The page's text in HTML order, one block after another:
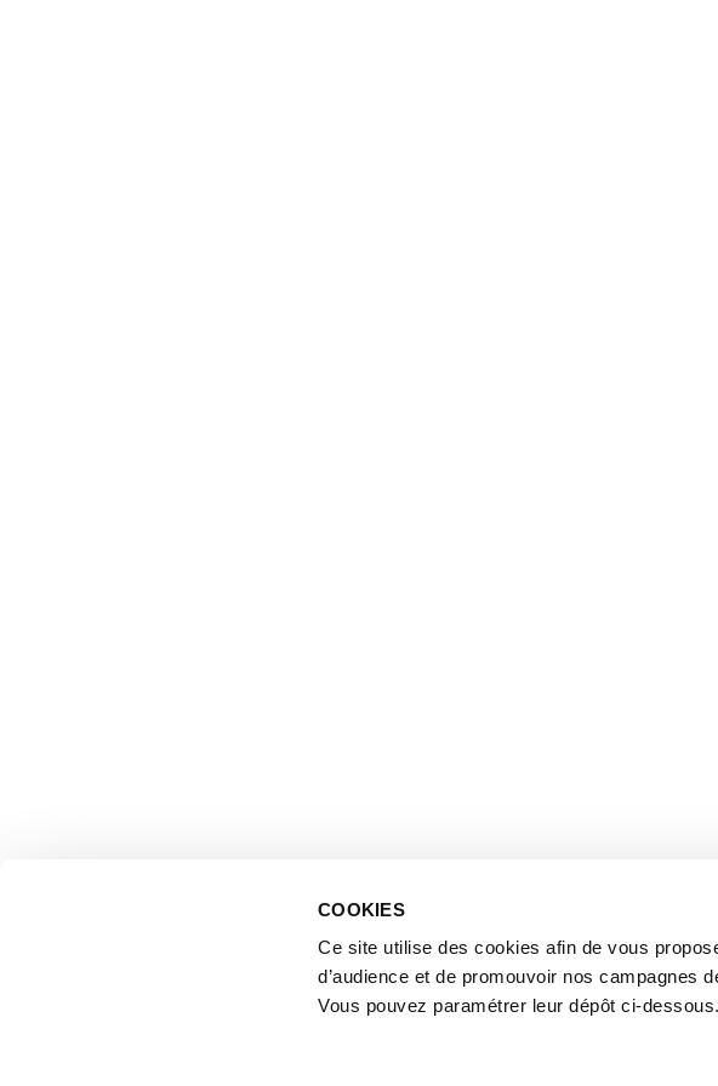
COOKIES
Ce site utilise des cookies afin de vous
d’audience et de promouvoir nos campagnes
Vous pouvez paramétrer leur dépôt ci-dessous.